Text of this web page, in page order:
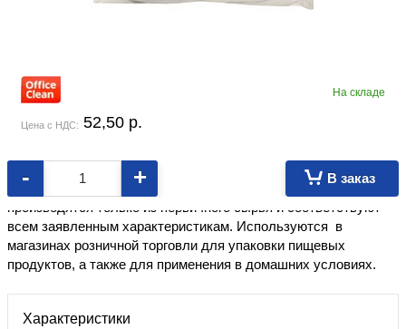
На складе
Цена с НДС: 52,50 p.
- + В заказ
Фасовочные пакеты полиэтилена высокого давления
производятся только из первичного сырья и соответствуют
всем заявленным характеристикам. Используются в
магазинах розничной торговли для упаковки пищевых
продуктов, а также для применения в домашних условиях.
Характеристики